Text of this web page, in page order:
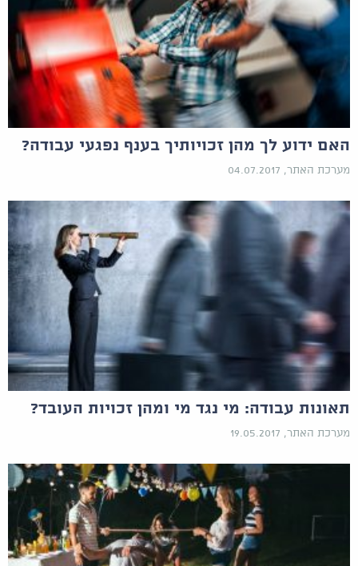
האם ידוע לך מהן זכויותיך בענף נפגעי עבודה?
מערכת האתר, 04.07.2017
תאונות עבודה: מי נגד מי ומהן זכויות העובד?
מערכת האתר, 19.05.2017